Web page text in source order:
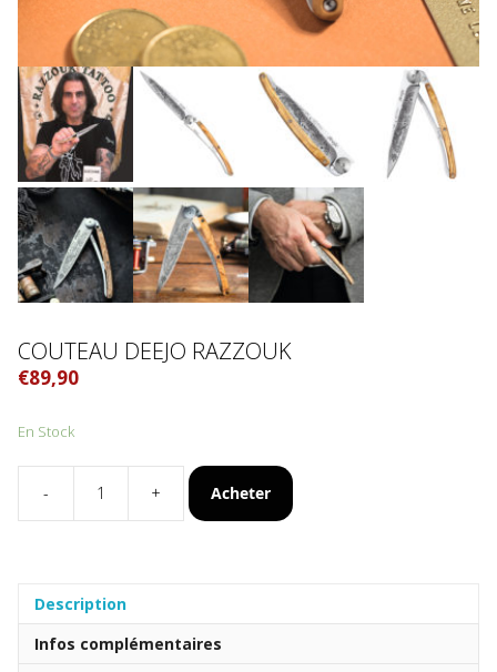
COUTEAU DEEJO RAZZOUK
€89,90
En Stock
-
quantité
de
+ Acheter
Description
Infos complémentaires